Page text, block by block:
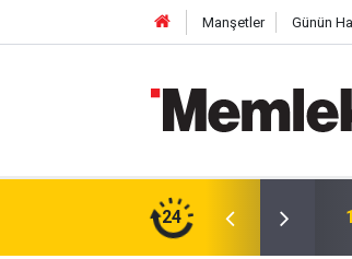
Manşetler Günün
24
Tarihi Gün: Temel Atılıyor